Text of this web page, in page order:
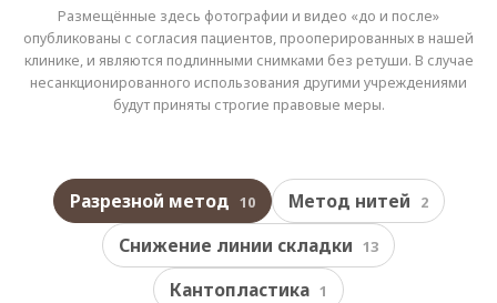
Размещённые здесь фотографии и видео «до и после»
опубликованы с согласия пациентов, прооперированных в нашей
клинике, и являются подлинными снимками без ретуши. В случае
несанкционированного использования другими учреждениями
будут приняты строгие правовые меры.
Разрезной метод 10 Метод нитей 2
Снижение линии складки 13
Кантопластика 1